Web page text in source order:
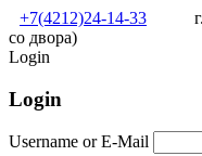
+7(4212)24-14-33
со двора)
Login
Login
Username or E-Mail